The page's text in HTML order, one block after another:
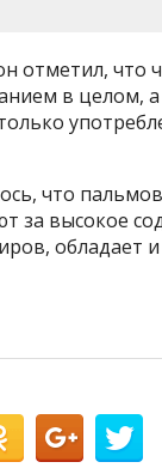
отметил, что
в целом,
что
за высокое
обладает